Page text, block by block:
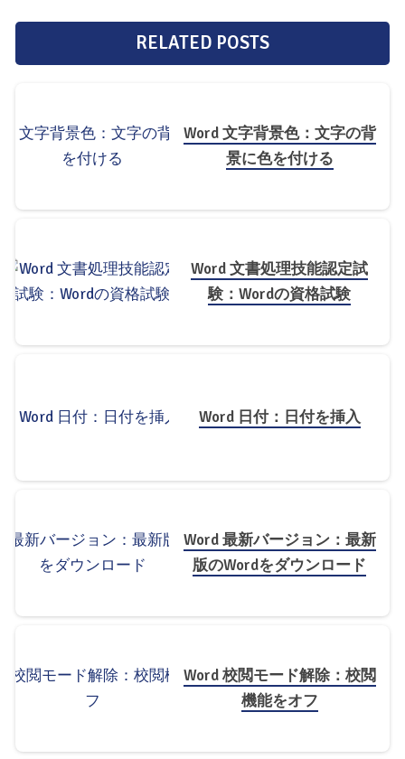
RELATED POSTS
Word 文字背景色：文字の背
景に色を付ける
Word 文書処理技能認定試
験：Wordの資格試験
Word 日付：日付を挿入
Word 最新バージョン：最新
版のWordをダウンロード
Word 校閲モード解除：校閲
機能をオフ